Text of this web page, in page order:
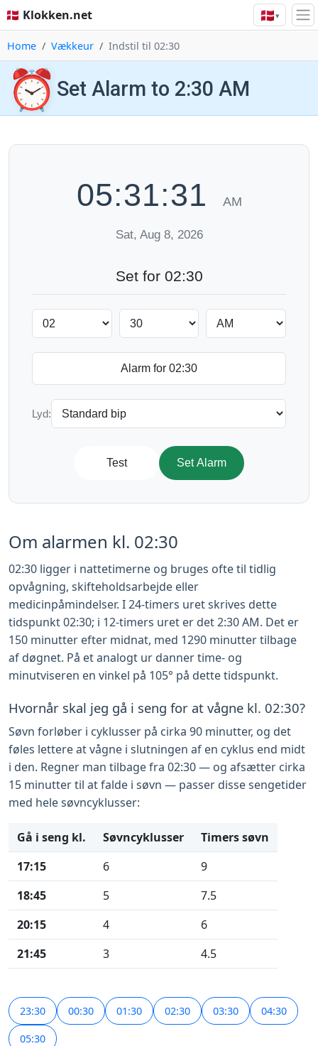
🇩🇰 Klokken.net 🇩🇰▾
Home Vækkeur Indstil til 02:30
⏰ Set Alarm to 2:30 AM
05:31:32 AM
Sat, Aug 8, 2026
Set for 02:30
Lyd:
Test Set Alarm
Om alarmen kl. 02:30
02:30 ligger i nattetimerne og bruges ofte til tidlig
opvågning, skifteholdsarbejde eller
medicinpåmindelser. I 24-timers uret skrives dette
tidspunkt 02:30; i 12-timers uret er det 2:30 AM. Det er
150 minutter efter midnat, med 1290 minutter tilbage
af døgnet. På et analogt ur danner time- og
minutviseren en vinkel på 105° på dette tidspunkt.
Hvornår skal jeg gå i seng for at vågne kl. 02:30?
Søvn forløber i cyklusser på cirka 90 minutter, og det
føles lettere at vågne i slutningen af en cyklus end midt
i den. Regner man tilbage fra 02:30 — og afsætter cirka
15 minutter til at falde i søvn — passer disse sengetider
med hele søvncyklusser:
Gå i seng kl. Søvncyklusser
Timers søvn
17:15
6
9
18:45
5
7.5
20:15
4
6
21:45
3 4.5
23:30 00:30 01:30 02:30 03:30 04:30
05:30